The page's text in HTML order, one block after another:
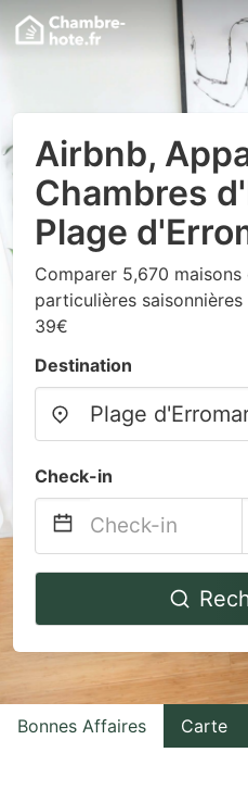
Airbnb,
Chambres
Plage
Comparer 5,670 maisons
particulières
39€
Destination
Check-in
Navigate
to
interact
with
the
Bonnes Affaires Carte